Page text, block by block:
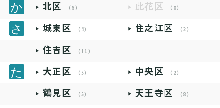
北区 （6） 此花区 （0）
城東区 （4） 住之江区 （2）
住吉区 （11）
大正区 （5） 中央区 （2）
鶴見区 （5） 天王寺区 （8）